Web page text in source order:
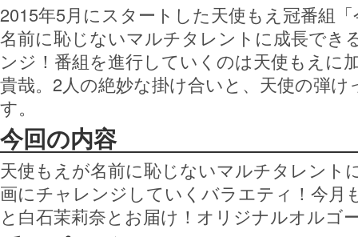
2015年5月にスタートした天使もえ冠番組
名前に恥じないマルチタレントに成長でき
ンジ！番組を進行していくのは天使もえに
貴哉。2人の絶妙な掛け合いと、天使の弾
す。
今回の内容
天使もえが名前に恥じないマルチタレント
画にチャレンジしていくバラエティ！今月
と白石茉莉奈とお届け！オリジナルオルゴ